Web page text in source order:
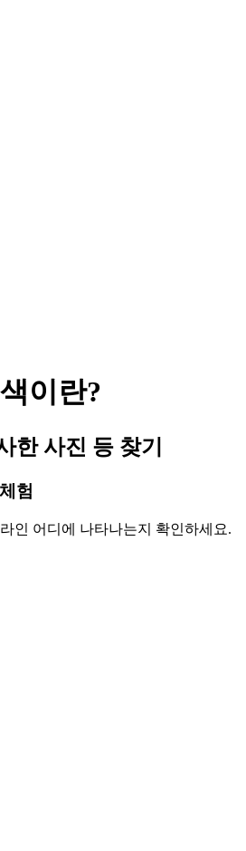
이란?
한 사진 등 찾기
험
인 어디에 나타나는지 확인하세요.